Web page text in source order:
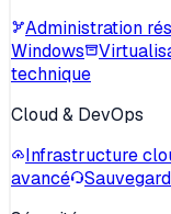
Administration
Windows
technique
Cloud & DevOps
Infrastructure
avancé